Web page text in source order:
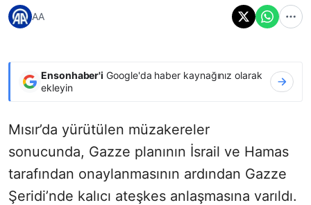
AA
Ensonhaber'i Google'da haber kaynağınız olarak
ekleyin
Mısır’da yürütülen müzakereler
sonucunda, Gazze planının İsrail ve Hamas
tarafından onaylanmasının ardından Gazze
Şeridi’nde kalıcı ateşkes anlaşmasına varıldı.